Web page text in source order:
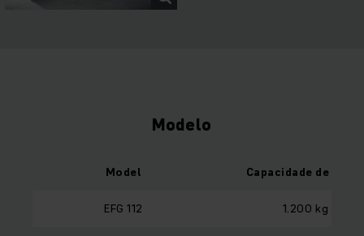
Modelo
Model Capacidade de
EFG 112 1.200 kg